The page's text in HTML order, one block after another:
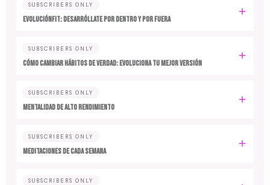
SUBSCRIBERS ONLY
EvoluciónFit: desarróllate por dentro y por fuera
SUBSCRIBERS ONLY
Cómo cambiar hábitos de verdad: evoluciona tu mejor versión
SUBSCRIBERS ONLY
MENTALIDAD DE ALTO RENDIMIENTO
SUBSCRIBERS ONLY
MEDITACIONES DE CADA SEMANA
SUBSCRIBERS ONLY